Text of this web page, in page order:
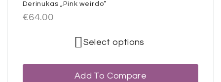
Derinukas „Pink weirdo”
€64.00
Select options
Add To Compare